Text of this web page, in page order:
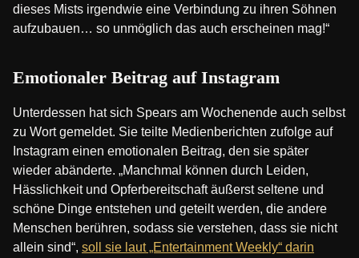
dieses Mists irgendwie eine Verbindung zu ihren Söhnen
aufzubauen… so unmöglich das auch erscheinen mag!“
Emotionaler Beitrag auf Instagram
Unterdessen hat sich Spears am Wochenende auch selbst
zu Wort gemeldet. Sie teilte Medienberichten zufolge auf
Instagram einen emotionalen Beitrag, den sie später
wieder abänderte. „Manchmal können durch Leiden,
Hässlichkeit und Opferbereitschaft äußerst seltene und
schöne Dinge entstehen und geteilt werden, die andere
Menschen berühren, sodass sie verstehen, dass sie nicht
allein sind“, soll sie laut „Entertainment Weekly“ darin